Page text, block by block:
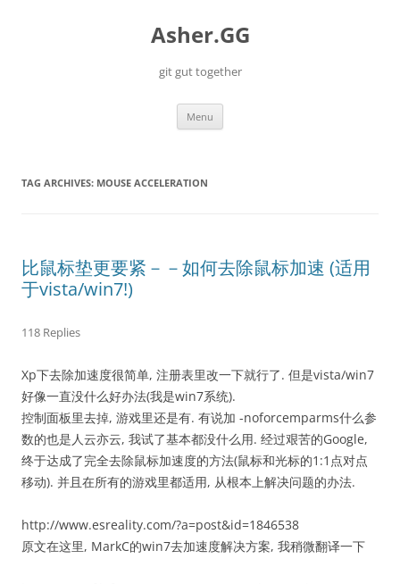
Asher.GG
git gut together
Menu
TAG ARCHIVES: MOUSE ACCELERATION
比鼠标垫更要紧－－如何去除鼠标加速 (适用
于vista/win7!)
118 Replies
Xp下去除加速度很简单, 注册表里改一下就行了. 但是vista/win7
好像一直没什么好办法(我是win7系统).
控制面板里去掉, 游戏里还是有. 有说加 -noforcemparms什么参
数的也是人云亦云, 我试了基本都没什么用. 经过艰苦的Google,
终于达成了完全去除鼠标加速度的方法(鼠标和光标的1:1点对点
移动). 并且在所有的游戏里都适用, 从根本上解决问题的办法.
http://www.esreality.com/?a=post&id=1846538
原文在这里, MarkC的win7去加速度解决方案, 我稍微翻译一下